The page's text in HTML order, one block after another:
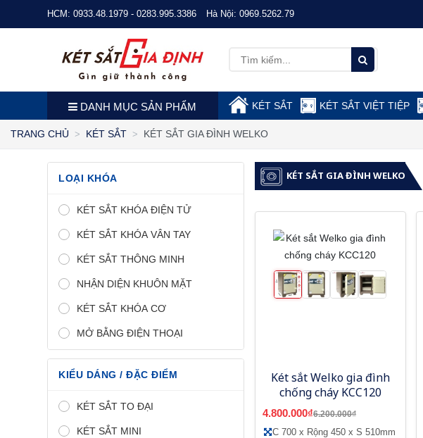
HCM: 0933.48.1979 - 0283.995.3386 Hà Nội: 0969.5262.79
DANH MỤC SẢN PHẨM KÉT SẮT KÉT SẮT VIỆT TIỆP
TRANG CHỦ KÉT SẮT KÉT SẮT GIA ĐÌNH WELKO
LOẠI KHÓA
KÉT SẮT KHÓA ĐIỆN TỬ
KÉT SẮT KHÓA VÂN TAY
KÉT SẮT THÔNG MINH
NHẬN DIỆN KHUÔN MẶT
KÉT SẮT KHÓA CƠ
MỞ BẰNG ĐIỆN THOẠI
KIỂU DÁNG / ĐẶC ĐIỂM
KÉT SẮT TO ĐẠI
KÉT SẮT MINI
KÉT SẮT GIA ĐÌNH WELKO
Két sắt Welko gia đình
chống cháy KCC120
4.800.000₫6.200.000₫
C 700 x Rộng 450 x S 510mm